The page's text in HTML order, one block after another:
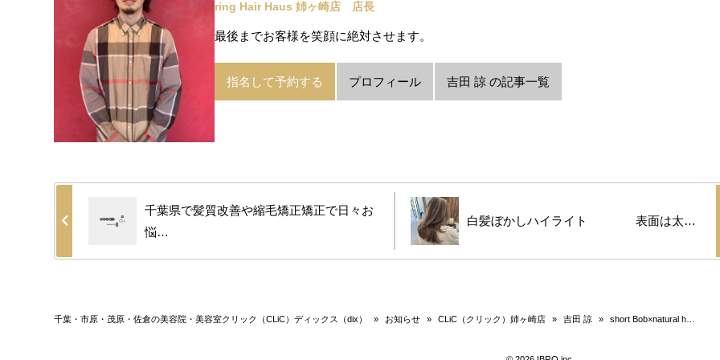
ring Hair Haus 姉ヶ崎店 店長
最後までお客様を笑顔に絶対させます。
指名して予約する プロフィール 吉田 諒 の記事一覧
千葉県で髪質改善や縮毛矯正矯正で日々お
悩…
白髪ぼかしハイライト 表面は太…
千葉・市原・茂原・佐倉の美容院・美容室クリック（CLiC）ディックス（dix） » お知らせ » CLiC（クリック）姉ヶ崎店 » 吉田 諒 » short Bob×natural h…